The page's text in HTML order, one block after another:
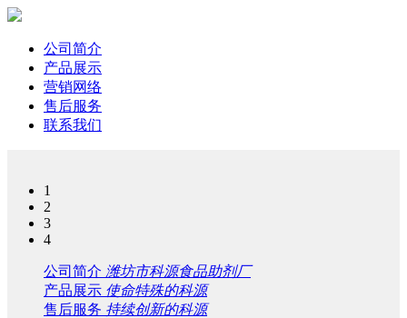
公司简介
产品展示
营销网络
售后服务
联系我们
1
2
3
4
公司简介 潍坊市科源食品助剂厂
产品展示 使命特殊的科源
售后服务 持续创新的科源